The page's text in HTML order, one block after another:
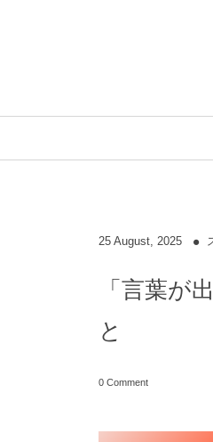
25 August, 2025
「言葉が
と
0 Comment